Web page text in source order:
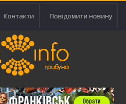
Контакти Повідомити новину